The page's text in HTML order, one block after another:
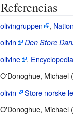
(serpentina)\ +\
\
(OH)_{4}
(serpentina)\ +\
MgCO_{3}\
(magnesita)}
5CO_{2}\rightarrow
Mg_{3}Si_{4}O_{10}
(OH)_{2}(talco)\ +\
5MgCO_{3}\
(magnesita)}
\
(OH)_{2}(talco)}
Referencias
olivingruppen ,
olivin
Den Store
olivine
,
O'Donoghue, Michael
olivin
Store norske
O'Donoghue, Michael